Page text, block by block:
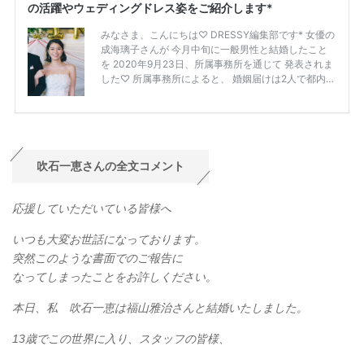
吹石一恵さんの全文コメント
応援していただいている皆様へ
いつも大変お世話になっております。
突然このような書面でのご報告に
なってしまったことをお許しください。
本日、私 吹石一恵は福山雅治さんと結婚いたしました。
13歳でこの世界に入り、スタッフの皆様、